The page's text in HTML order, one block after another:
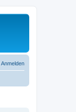
Anmelden